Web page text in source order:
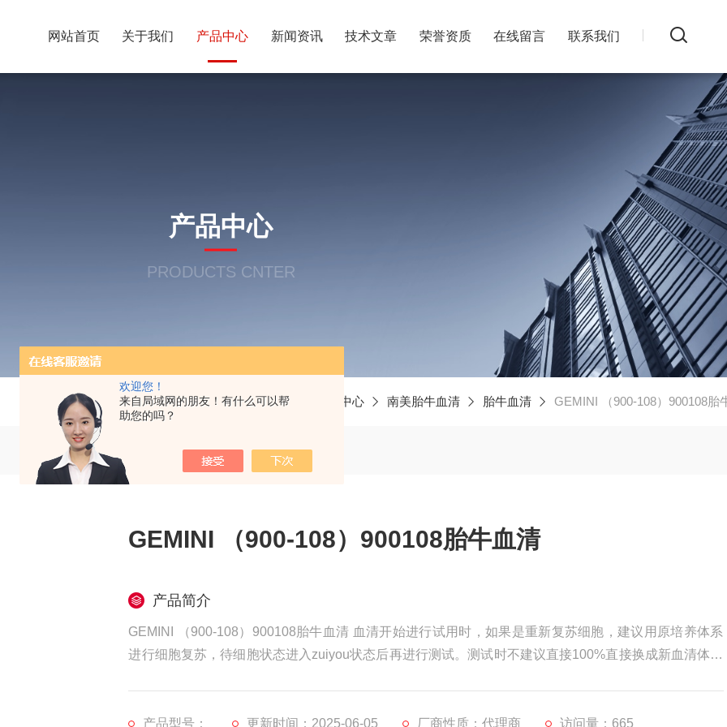
欢迎您！
来自局域网的朋友！有什么可以帮
助您的吗？
网站首页 关于我们 产品中心 新闻资讯 技术文章 荣誉资质 在线留言 联系我们
产品中心
PRODUCTS CNTER
当前位置：首页 产品中心 南美胎牛血清 胎牛血清 GEMINI （900-108）900108胎
GEMINI （900-108）900108胎牛血清
产品简介
GEMINI （900-108）900108胎牛血清 血清开始进行试用时，如果是重新复苏细胞，建议用原培养体系
进行细胞复苏，待细胞状态进入zuiyou状态后再进行测试。测试时不建议直接100%直接换成新血清体系
产品型号：
更新时间：2025-06-05 厂商性质：代理商 访问量：665